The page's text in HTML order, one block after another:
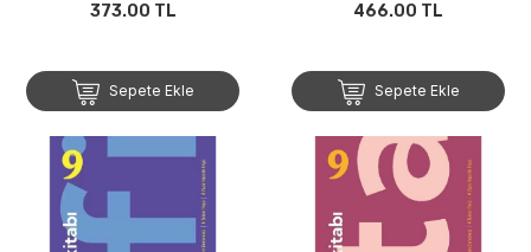
373.00 TL
Sepete Ekle
466.00 TL
Sepete Ekle